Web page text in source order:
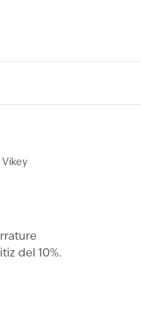
del 10%.